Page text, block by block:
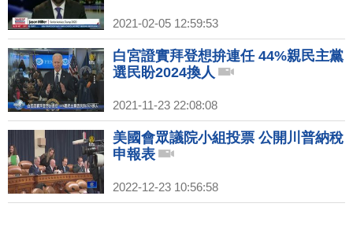
2021-02-05 12:59:53
白宮證實拜登想拚連任 44%親民主黨
選民盼2024換人
2021-11-23 22:08:08
美國會眾議院小組投票 公開川普納稅
申報表
2022-12-23 10:56:58